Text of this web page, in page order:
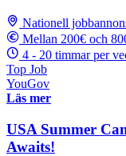
Nationell
Mellan 200€ och
4 - 20 timmar per
Top Job
YouGov
Läs mer
USA Summer
Awaits!